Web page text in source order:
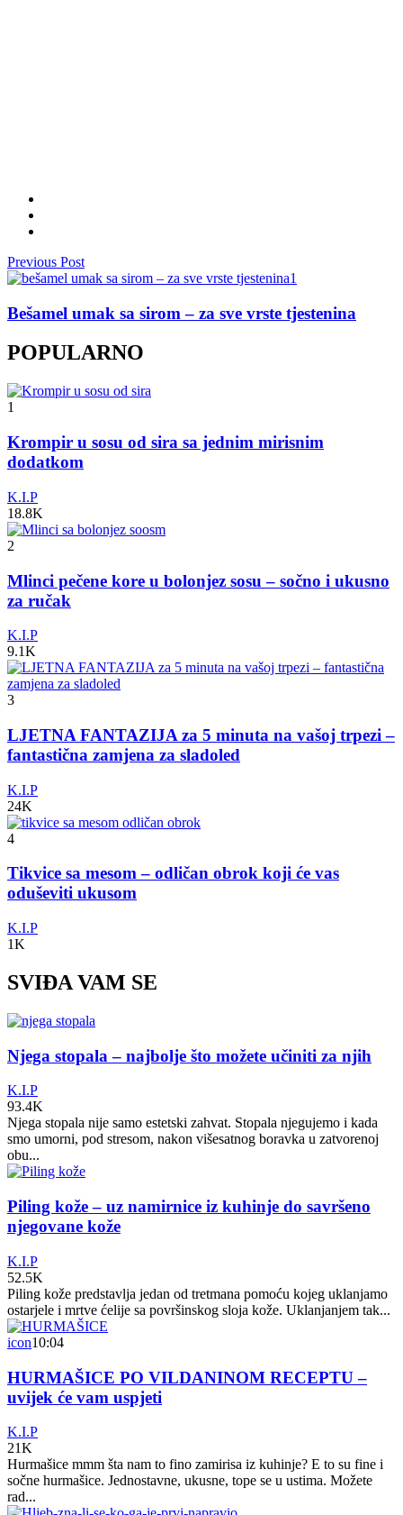
Previous Post
Bešamel umak sa sirom – za sve vrste tjestenina
POPULARNO
1
Krompir u sosu od sira sa jednim mirisnim
dodatkom
K.I.P
18.8K
2
Mlinci pečene kore u bolonjez sosu – sočno i ukusno
za ručak
K.I.P
9.1K
3
LJETNA FANTAZIJA za 5 minuta na vašoj trpezi –
fantastična zamjena za sladoled
K.I.P
24K
4
Tikvice sa mesom – odličan obrok koji će vas
oduševiti ukusom
K.I.P
1K
SVIĐA VAM SE
Njega stopala – najbolje što možete učiniti za njih
K.I.P
93.4K
Njega stopala nije samo estetski zahvat. Stopala njegujemo i kada
smo umorni, pod stresom, nakon višesatnog boravka u zatvorenoj
obu...
Piling kože – uz namirnice iz kuhinje do savršeno
njegovane kože
K.I.P
52.5K
Piling kože predstavlja jedan od tretmana pomoću kojeg uklanjamo
ostarjele i mrtve ćelije sa površinskog sloja kože. Uklanjanjem tak...
icon10:04
HURMAŠICE PO VILDANINOM RECEPTU –
uvijek će vam uspjeti
K.I.P
21K
Hurmašice mmm šta nam to fino zamirisa iz kuhinje? E to su fine i
sočne hurmašice. Jednostavne, ukusne, tope se u ustima. Možete
rad...